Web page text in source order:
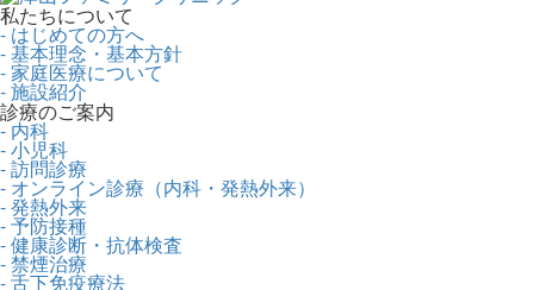
私たちについて
- はじめての方へ
- 基本理念・基本方針
- 家庭医療について
- 施設紹介
診療のご案内
- 内科
- 小児科
- 訪問診療
- オンライン診療（内科・発熱外来）
- 発熱外来
- 予防接種
- 健康診断・抗体検査
- 禁煙治療
- 舌下免疫療法